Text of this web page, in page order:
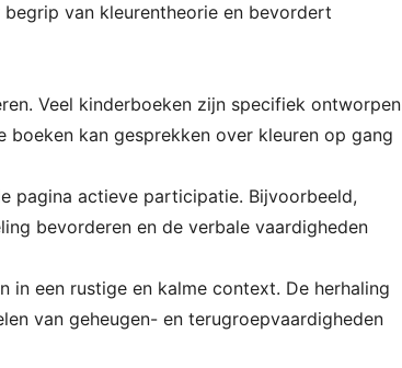
van kleurentheorie en bevordert
Veel kinderboeken zijn specifiek ontworpen
boeken kan gesprekken over kleuren op gang
pagina actieve participatie. Bijvoorbeeld,
bevorderen en de verbale vaardigheden
in een rustige en kalme context. De herhaling
van geheugen- en terugroepvaardigheden